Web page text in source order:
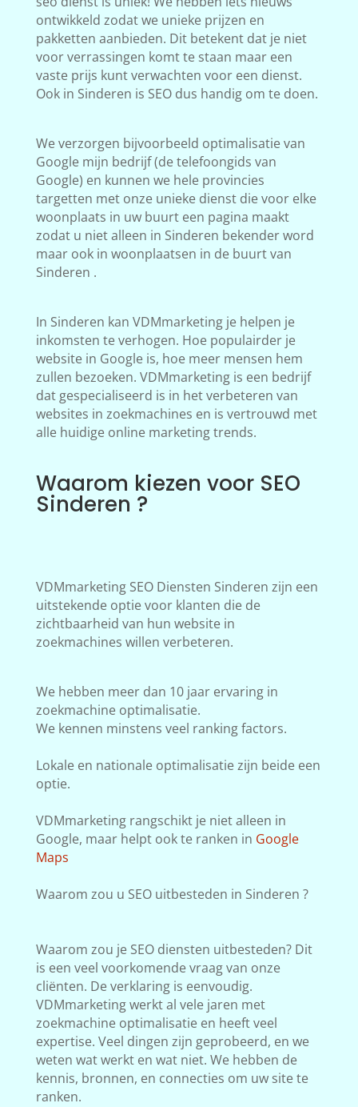
ontwikkeld zodat we unieke prijzen en
pakketten aanbieden. Dit betekent dat je niet
voor verrassingen komt te staan maar een
vaste prijs kunt verwachten voor een dienst.
Ook in Sinderen is SEO dus handig om te doen.
We verzorgen bijvoorbeeld optimalisatie van
Google mijn bedrijf (de telefoongids van
Google) en kunnen we hele provincies
targetten met onze unieke dienst die voor elke
woonplaats in uw buurt een pagina maakt
zodat u niet alleen in Sinderen bekender word
maar ook in woonplaatsen in de buurt van
Sinderen .
In Sinderen kan VDMmarketing je helpen je
inkomsten te verhogen. Hoe populairder je
website in Google is, hoe meer mensen hem
zullen bezoeken. VDMmarketing is een bedrijf
dat gespecialiseerd is in het verbeteren van
websites in zoekmachines en is vertrouwd met
alle huidige online marketing trends.
Waarom kiezen voor SEO
Sinderen ?
VDMmarketing SEO Diensten Sinderen zijn een
uitstekende optie voor klanten die de
zichtbaarheid van hun website in
zoekmachines willen verbeteren.
We hebben meer dan 10 jaar ervaring in
zoekmachine optimalisatie.
We kennen minstens veel ranking factors.
Lokale en nationale optimalisatie zijn beide een
optie.
VDMmarketing rangschikt je niet alleen in
Google, maar helpt ook te ranken in Google
Maps
Waarom zou u SEO uitbesteden in Sinderen ?
Waarom zou je SEO diensten uitbesteden? Dit
is een veel voorkomende vraag van onze
cliënten. De verklaring is eenvoudig.
VDMmarketing werkt al vele jaren met
zoekmachine optimalisatie en heeft veel
expertise. Veel dingen zijn geprobeerd, en we
weten wat werkt en wat niet. We hebben de
kennis, bronnen, en connecties om uw site te
ranken.